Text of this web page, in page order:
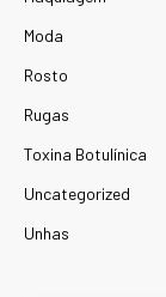
Moda
Rosto
Rugas
Toxina Botulínica
Uncategorized
Unhas